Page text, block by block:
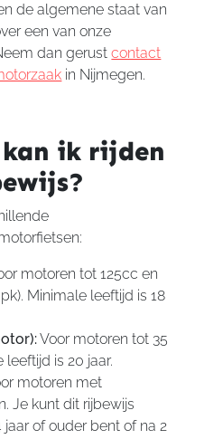
de algemene staat van
een van onze
dan gerustcontact
in Nijmegen.
ik rijden
motoren tot 125cc en
Minimale leeftijd is 18
Voor motoren tot 35
leeftijd is 20 jaar.
motoren met
Je kunt dit rijbewijs
of ouder bent of na 2